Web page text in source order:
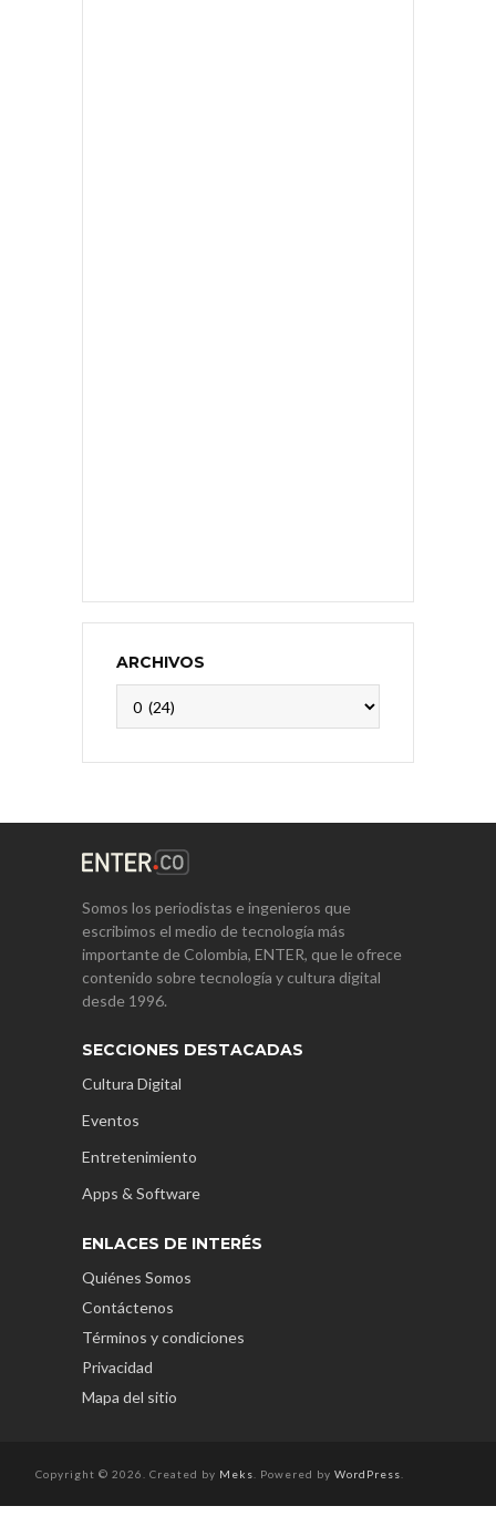
ARCHIVOS
Somos los periodistas e ingenieros que
escribimos el medio de tecnología más
importante de Colombia, ENTER, que le ofrece
contenido sobre tecnología y cultura digital
desde 1996.
SECCIONES DESTACADAS
Cultura Digital
Eventos
Entretenimiento
Apps & Software
ENLACES DE INTERÉS
Quiénes Somos
Contáctenos
Términos y condiciones
Privacidad
Mapa del sitio
Copyright © 2026. Created by Meks . Powered by WordPress